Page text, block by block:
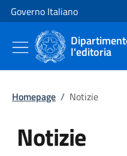
Vai al contenuto
Vai alla navigazione del sito
Governo Italiano
l'editoria
Homepage / Notizie
Notizie